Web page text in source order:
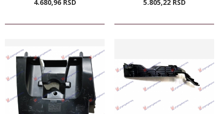
4.680,96 RSD 5.805,22 RSD